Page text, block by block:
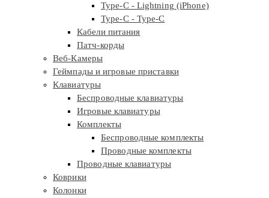
Type-C - Lightning (iPhone)
Type-C - Type-C
Кабели питания
Патч-корды
Веб-Камеры
Геймпады и игровые приставки
Клавиатуры
Беспроводные клавиатуры
Игровые клавиатуры
Комплекты
Беспроводные комплекты
Проводные комплекты
Проводные клавиатуры
Коврики
Колонки